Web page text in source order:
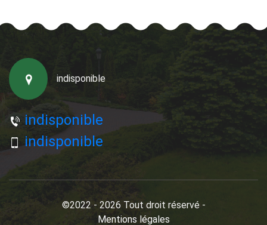
indisponible
indisponible
indisponible
©2022 - 2026 Tout droit réservé -
Mentions légales